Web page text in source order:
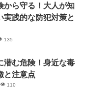
から守る！大人が知
実践的な防犯対策と
135
潜む危険！身近な毒
と注意点
110